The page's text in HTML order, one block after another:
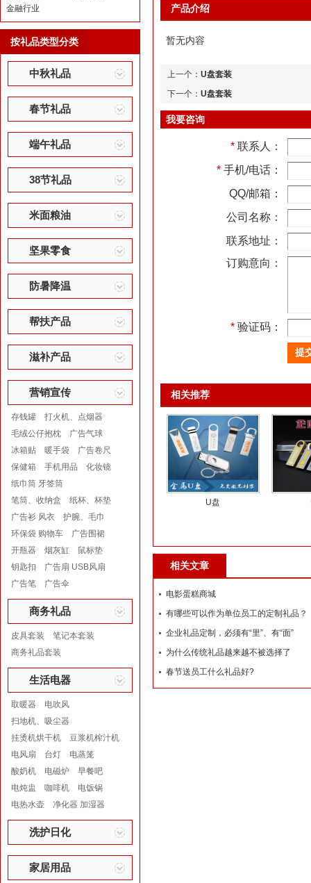
金融行业
按礼品类型分类
中秋礼品
春节礼品
端午礼品
38节礼品
米面粮油
坚果零食
防暑降温
帮扶产品
滋补产品
营销宣传
存钱罐
打火机、点烟器
毛绒公仔抱枕
广告气球
冰箱贴
暖手袋
广告卷尺
保健箱
手机用品
化妆镜
纸巾筒 牙签筒
笔筒、收纳盒
纸杯、杯垫
广告衫 风衣
护腕、毛巾
环保袋 购物车
广告围裙
开瓶器
烟灰缸
鼠标垫
钥匙扣
广告扇 USB风扇
广告笔
广告伞
商务礼品
皮具套装
笔记本套装
商务礼品套装
生活电器
取暖器
电吹风
扫地机、吸尘器
挂烫机烘干机
豆浆机榨汁机
电风扇
台灯
电蒸笼
酸奶机
电磁炉
早餐吧
电炖盅
咖啡机
电饭锅
电热水壶
净化器 加湿器
洗护日化
家居用品
产品介绍
暂无内容
上一个： U盘套装
下一个： U盘套装
我要咨询
* 联系人：
* 手机/电话：
QQ/邮箱：
公司名称：
联系地址：
订购意向：
* 验证码：
相关推荐
U盘
相关文章
电影蛋糕商城
有哪些可以作为单位员工的定制礼品？
企业礼品定制，必须有“里”、有“面”
为什么传统礼品越来越不被选择了
春节送员工什么礼品好?